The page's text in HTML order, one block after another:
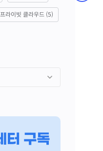
프라이빗 클라우드 (5)